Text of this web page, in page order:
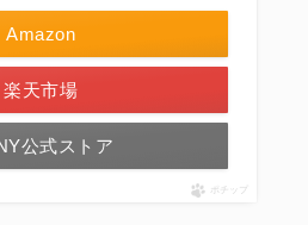
Amazon
楽天市場
公式ストア
ポチップ